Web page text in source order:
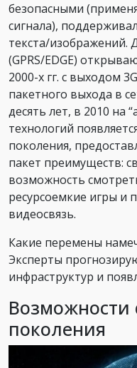
безопасными
сигнала),
текста/
(GPRS/EDGE)
2000-х гг. с выходом
пакетного выхода в
десять лет, в 2010 на
технологий
поколения,
пакет преимуществ:
возможность
ресурсоемкие игры и
видеосвязь.
Какие перемены
Эксперты
инфраструктур и
Возможности
поколения